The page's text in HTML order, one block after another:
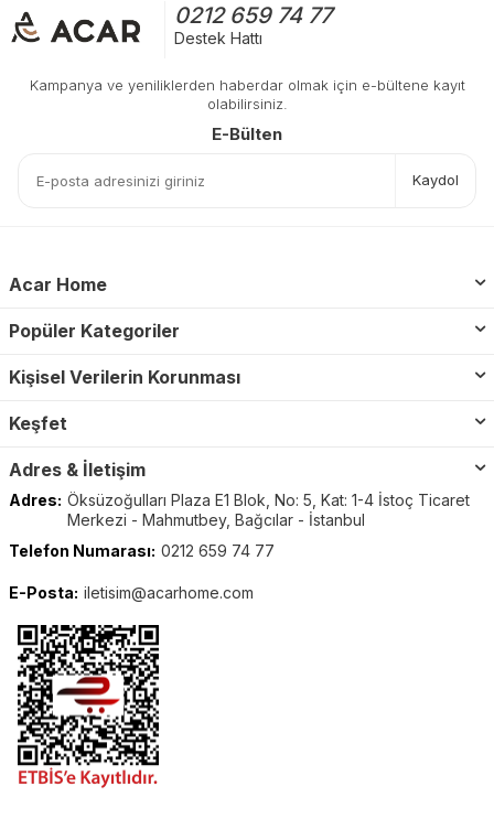
0212 659 74 77
Destek Hattı
Kampanya ve yeniliklerden haberdar olmak için e-bültene kayıt
olabilirsiniz.
E-Bülten
Kaydol
Acar Home
Popüler Kategoriler
Kişisel Verilerin Korunması
Keşfet
Adres & İletişim
Adres: Öksüzoğulları Plaza E1 Blok, No: 5, Kat: 1-4 İstoç Ticaret
Merkezi - Mahmutbey, Bağcılar - İstanbul
Telefon Numarası: 0212 659 74 77
E-Posta: iletisim@acarhome.com